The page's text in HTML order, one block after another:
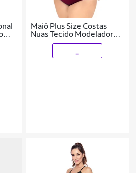
Maiô Plus Size Costas
Nuas Tecido Modelador
Chapa Barriga